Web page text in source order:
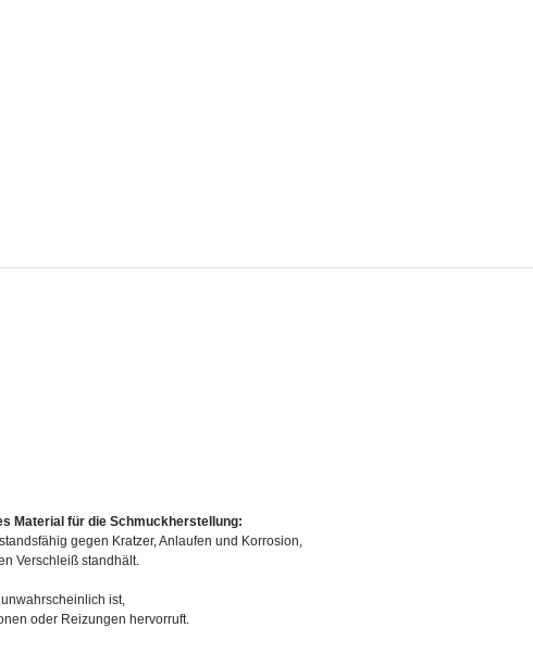
Material für die Schmuckherstellung:
gegen Kratzer, Anlaufen und Korrosion,
Verschleiß standhält.
ist,
oder Reizungen hervorruft.